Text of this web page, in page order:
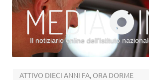
Il notiziario online dell’Istituto
ATTIVO DIECI ANNI FA, ORA DORME